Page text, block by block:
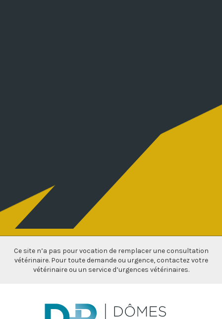
Ce site n’a pas pour vocation de remplacer une consultation
vétérinaire. Pour toute demande ou urgence, contactez votre
vétérinaire ou un service d’urgences vétérinaires.